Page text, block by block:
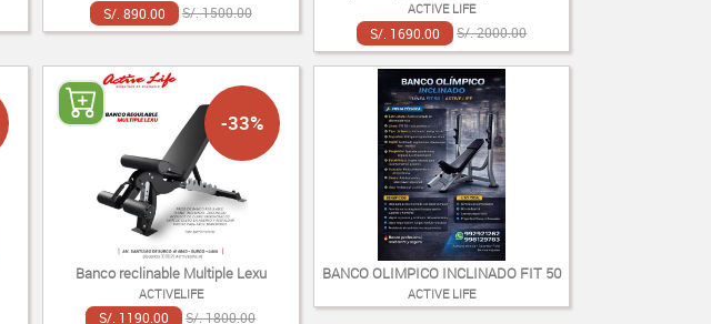
S/. 890.00 S/. 1500.00 ACTIVE LIFE
S/. 1690.00 S/. 2000.00
Banco reclinable Multiple Lexu
ACTIVELIFE
S/. 1190.00 S/. 1800.00
-33%
BANCO OLIMPICO INCLINADO FIT 50
ACTIVE LIFE